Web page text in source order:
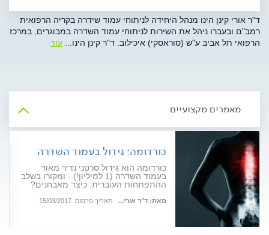
ד"ר אורי קינן הינו מנהל היחידה לניתוחי עמוד שידרה בקריה הרפואית
רמב"ם ובעברו ניהל את השירות לניתוחי עמוד השדרה במבוגרים, במרכז
הרפואי תל אביב ע"ש (סוראסקי) איכילוב. ד"ר קינן הינו
עוד
מאמרים מקצועיים
כורדומה: גידול בעמוד השדרה
כורדומה הוא גידול סרטני נדיר מאוד
בעמוד השדרה (1 למיליון!) - ומקורו בשלב
ההתפתחות העוברית. כיצד מאבחנים?
וכימותרפיה?
מאת: ד"ר אורי... תאריך פרסום: 15/03/2017